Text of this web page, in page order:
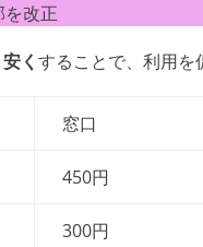
改正
く することで、利用を
窓口
450円
300円